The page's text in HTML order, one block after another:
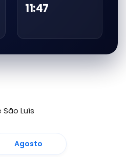
11:47
Luís
Agosto